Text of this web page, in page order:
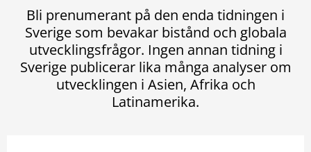
Bli prenumerant på den enda tidningen i
Sverige som bevakar bistånd och globala
utvecklingsfrågor. Ingen annan tidning i
Sverige publicerar lika många analyser om
utvecklingen i Asien, Afrika och
Latinamerika.